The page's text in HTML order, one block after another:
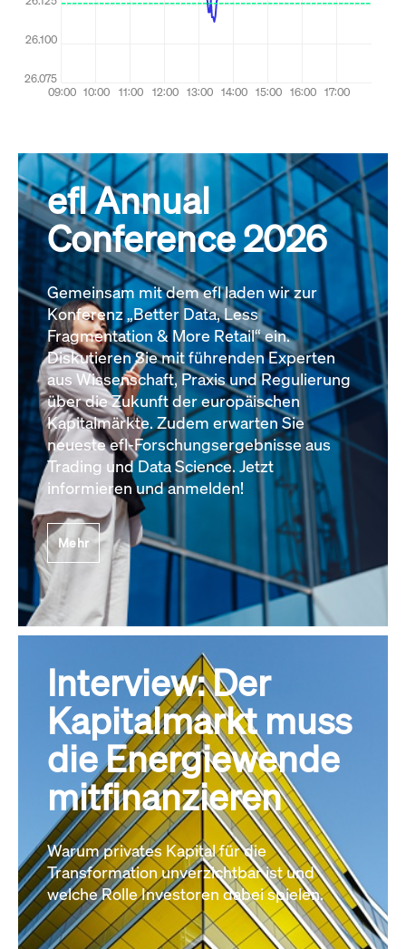
efl Annual
Conference 2026
Gemeinsam mit dem efl laden wir zur
Konferenz „Better Data, Less
Fragmentation & More Retail“ ein.
Diskutieren Sie mit führenden Experten
aus Wissenschaft, Praxis und Regulierung
über die Zukunft der europäischen
Kapitalmärkte. Zudem erwarten Sie
neueste efl-Forschungsergebnisse aus
Trading und Data Science. Jetzt
informieren und anmelden!
Mehr
Interview: Der
Kapitalmarkt muss
die Energiewende
mitfinanzieren
Warum privates Kapital für die
Transformation unverzichtbar ist und
welche Rolle Investoren dabei spielen.